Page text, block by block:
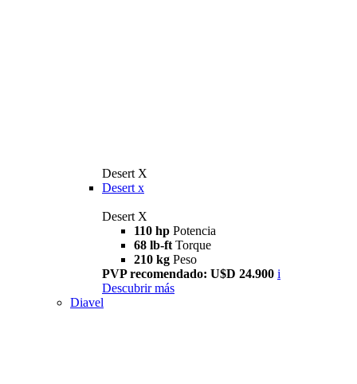
Desert X
Desert x
Desert X
110 hp Potencia
68 lb-ft Torque
210 kg Peso
PVP recomendado: U$D 24.900 i
Descubrir más
Diavel